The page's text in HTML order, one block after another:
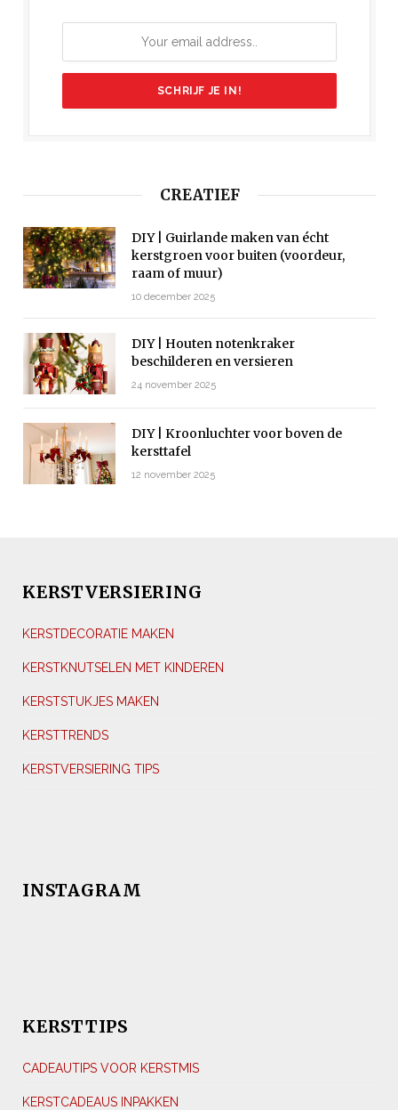
CREATIEF
DIY | Guirlande maken van écht
kerstgroen voor buiten (voordeur,
raam of muur)
10 december 2025
DIY | Houten notenkraker
beschilderen en versieren
24 november 2025
DIY | Kroonluchter voor boven de
kersttafel
12 november 2025
KERSTVERSIERING
KERSTDECORATIE MAKEN
KERSTKNUTSELEN MET KINDEREN
KERSTSTUKJES MAKEN
KERSTTRENDS
KERSTVERSIERING TIPS
INSTAGRAM
KERSTTIPS
CADEAUTIPS VOOR KERSTMIS
KERSTCADEAUS INPAKKEN